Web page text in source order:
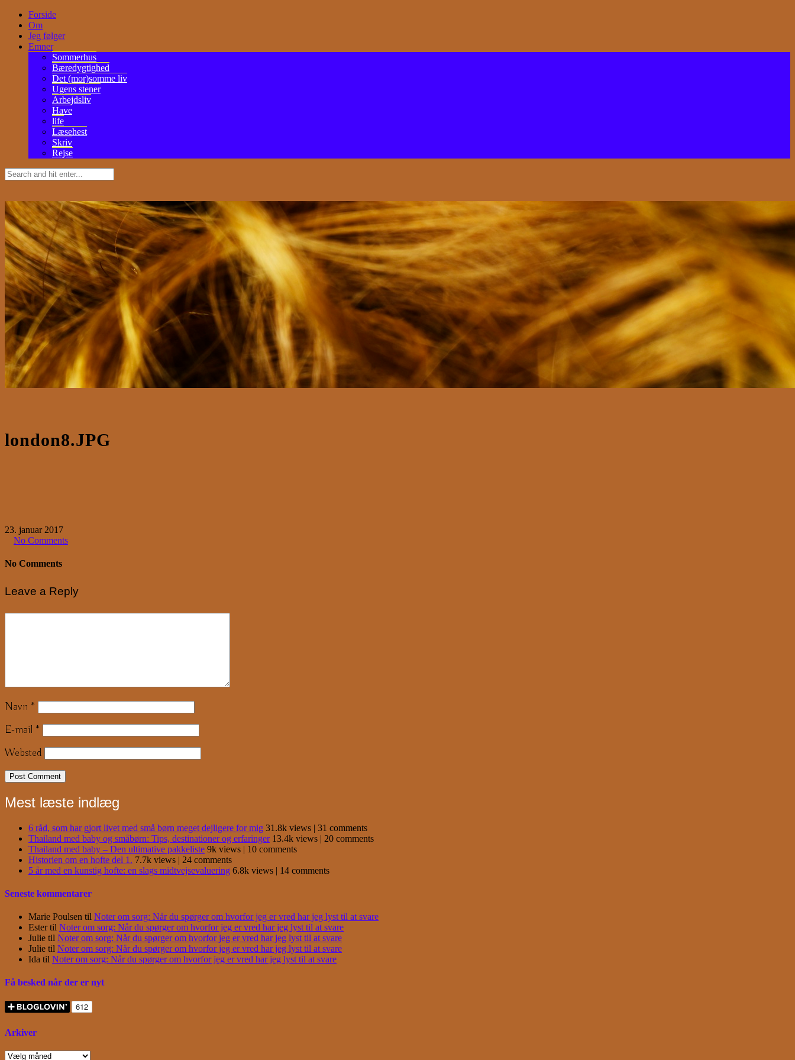
Forside
Om
Jeg følger
Emner
Sommerhus
Bæredygtighed
Det (mor)somme liv
Ugens stener
Arbejdsliv
Have
life
Læsehest
Skriv
Rejse
london8.JPG
23. januar 2017
No Comments
No Comments
Leave a Reply
Navn *
E-mail *
Websted
Mest læste indlæg
6 råd, som har gjort livet med små børn meget dejligere for mig 31.8k views | 31 comments
Thailand med baby og småbørn: Tips, destinationer og erfaringer 13.4k views | 20 comments
Thailand med baby – Den ultimative pakkeliste 9k views | 10 comments
Historien om en hofte del 1. 7.7k views | 24 comments
5 år med en kunstig hofte: en slags midtvejsevaluering 6.8k views | 14 comments
Seneste kommentarer
Marie Poulsen til Noter om sorg: Når du spørger om hvorfor jeg er vred har jeg lyst til at svare
Estertil Noter om sorg: Når du spørger om hvorfor jeg er vred har jeg lyst til at svare
Julie til Noter om sorg: Når du spørger om hvorfor jeg er vred har jeg lyst til at svare
Julie til Noter om sorg: Når du spørger om hvorfor jeg er vred har jeg lyst til at svare
Ida til Noter om sorg: Når du spørger om hvorfor jeg er vred har jeg lyst til at svare
Få besked når der er nyt
Arkiver
Arkiver